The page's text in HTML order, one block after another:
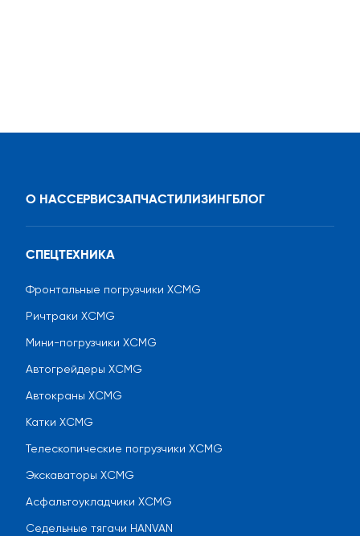
О НАССЕРВИСЗАПЧАСТИЛИЗИНГБЛОГ
СПЕЦТЕХНИКА
Фронтальные погрузчики XCMG
Ричтраки XCMG
Мини-погрузчики XCMG
Автогрейдеры XCMG
Автокраны XCMG
Катки XCMG
Телескопические погрузчики XCMG
Экскаваторы XCMG
Асфальтоукладчики XCMG
Седельные тягачи HANVAN